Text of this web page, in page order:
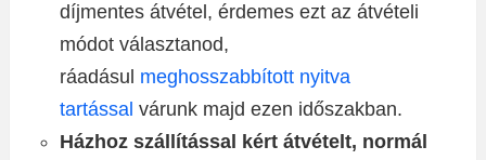
díjmentes átvétel, érdemes ezt az átvételi
módot választanod,
ráadásul meghosszabbított nyitva
tartással várunk majd ezen időszakban.
Házhoz szállítással kért átvételt, normál